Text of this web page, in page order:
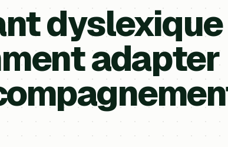
dyslexique
adapter